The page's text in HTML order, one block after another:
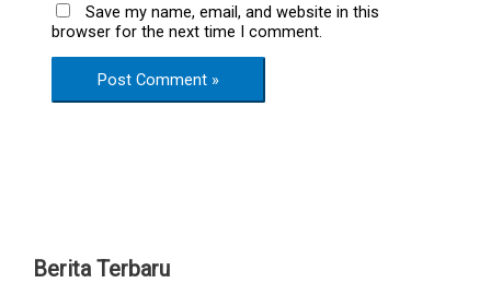
Save my name, email, and website in this
browser for the next time I comment.
Berita Terbaru